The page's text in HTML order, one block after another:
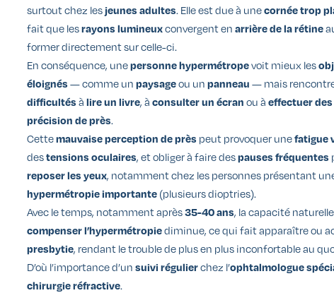
surtout chez les jeunes adultes. Elle est due à unecornée trop
fait que lesrayons lumineuxconvergent en arrière de la rétine
former directement sur celle-ci.
En conséquence, unepersonne hypermétropevoit mieux les
éloignés — comme un paysageou un panneau — mais
difficultés à lire un livre, à consulter un écran ou à effectuer
précision de près.
Cettemauvaise perception de près peut provoquer unefatigue
destensions oculaires, et obliger à faire despauses fréquentes
reposer les yeux, notamment chez les personnes présentant
hypermétropie importante (plusieurs dioptries).
Avec le temps, notamment après35-40 ans, la capacité
compenser l’hypermétropiediminue, ce qui fait apparaître ou
presbytie, rendant le trouble de plus en plus inconfortable au
D’où l’importance d’un suivi régulierchez l’ophtalmologue
chirurgie réfractive.